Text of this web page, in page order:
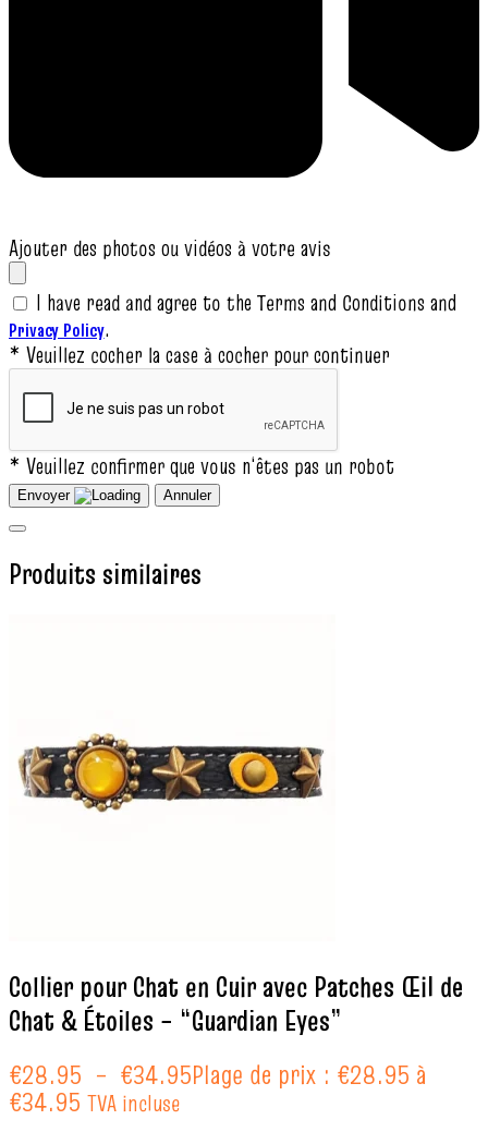
Ajouter des photos ou vidéos à votre avis
I have read and agree to the Terms and Conditions and
Privacy Policy.
* Veuillez cocher la case à cocher pour continuer
* Veuillez confirmer que vous n‘êtes pas un robot
Envoyer Annuler
Produits similaires
Collier pour Chat en Cuir avec Patches Œil de
Chat & Étoiles – “Guardian Eyes”
€28.95 – €34.95Plage de prix : €28.95 à
€34.95 TVA incluse